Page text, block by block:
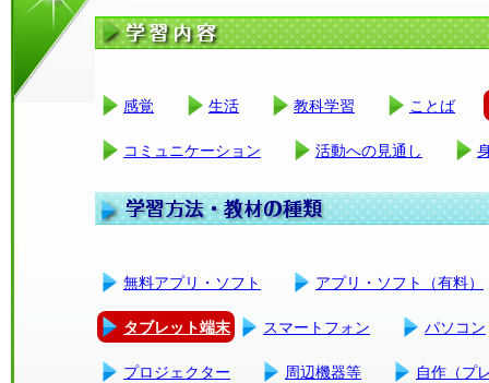
感覚 生活 教科学習 ことば
コミュニケーション 活動への見通し
無料アプリ・ソフト アプリ・ソフト（有料）
タブレット端末 スマートフォン パソコン
プロジェクター 周辺機器等 自作（プ